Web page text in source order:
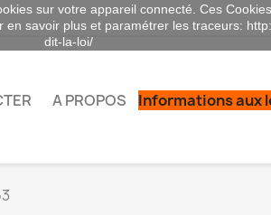
A PROPOS Informations aux
sur votre appareil connecté. Ces
savoir plus et paramétrer les traceurs:
dit-la-loi/